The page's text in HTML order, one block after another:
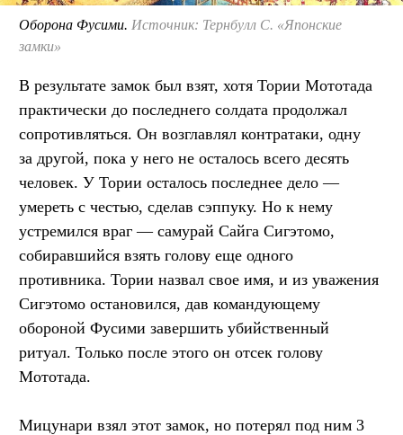
Оборона Фусими. Источник: Тернбулл С. «Японские
замки»
В результате замок был взят, хотя Тории Мототада
практически до последнего солдата продолжал
сопротивляться. Он возглавлял контратаки, одну
за другой, пока у него не осталось всего десять
человек. У Тории осталось последнее дело —
умереть с честью, сделав сэппуку. Но к нему
устремился враг — самурай Сайга Сигэтомо,
собиравшийся взять голову еще одного
противника. Тории назвал свое имя, и из уважения
Сигэтомо остановился, дав командующему
обороной Фусими завершить убийственный
ритуал. Только после этого он отсек голову
Мототада.
Мицунари взял этот замок, но потерял под ним 3